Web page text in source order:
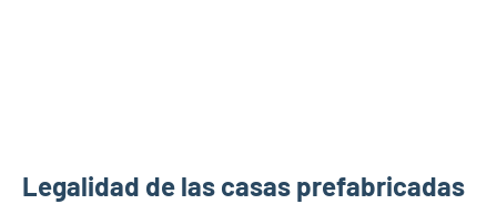
Legalidad de las casas prefabricadas